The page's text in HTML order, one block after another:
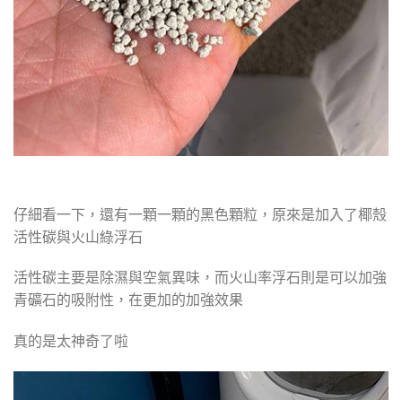
仔細看一下，還有一顆一顆的黑色顆粒，原來是加入了椰殼
活性碳與火山綠浮石
活性碳主要是除濕與空氣異味，而火山率浮石則是可以加強
青礦石的吸附性，在更加的加強效果
真的是太神奇了啦